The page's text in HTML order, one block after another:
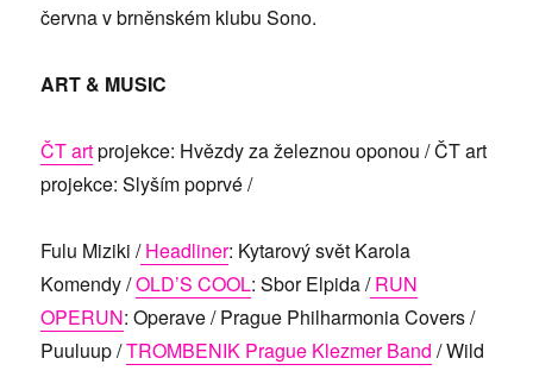
června v brněnském klubu Sono.
ART & MUSIC
ČT artprojekce: Hvězdy za železnou oponou / ČT art
projekce: Slyším poprvé /
Fulu Miziki /Headliner: Kytarový svět Karola
Komendy /OLD’S COOL: Sbor Elpida /RUN
OPERUN: Operave / Prague Philharmonia Covers /
Puuluup /TROMBENIK Prague Klezmer Band / Wild